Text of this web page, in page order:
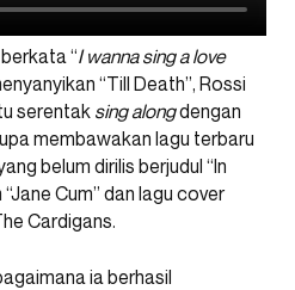
“I wanna sing a love
“Till Death”, Rossi
serentak sing alongdengan
membawakan lagu terbaru
belum dirilis berjudul “In
Cum” dan lagu cover
Cardigans.
ia berhasil